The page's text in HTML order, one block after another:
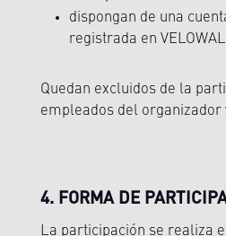
dispongan de una
registrada en
Quedan excluidos de la
empleados del organizador
4. FORMA DE
La participación se realiza